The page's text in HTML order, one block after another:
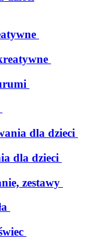
dla dzieci
dla dzieci
zestawy